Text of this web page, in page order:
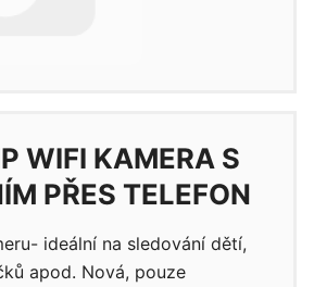
WIFI KAMERA S
PŘES TELEFON
ideální na sledování dětí,
apod. Nová, pouze